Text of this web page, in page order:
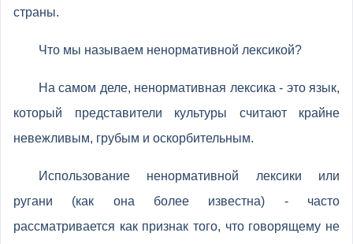
страны.
Что мы называем ненормативной лексикой?
На самом деле, ненормативная лексика - это язык,
который представители культуры считают крайне
невежливым, грубым и оскорбительным.
Использование ненормативной лексики или
ругани (как она более известна) - часто
рассматривается как признак того, что говорящему не